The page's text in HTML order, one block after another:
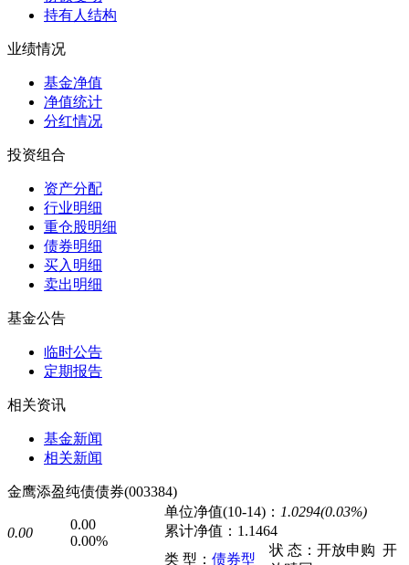
持有人结构
业绩情况
基金净值
净值统计
分红情况
投资组合
资产分配
行业明细
重仓股明细
债券明细
买入明细
卖出明细
基金公告
临时公告
定期报告
相关资讯
基金新闻
相关新闻
金鹰添盈纯债债券(003384)
0.00
0.00
0.00%
单位净值(10-14)： 1.0294(0.03%)
累计净值： 1.1464
类 型： 债券型
状 态： 开放申购 开